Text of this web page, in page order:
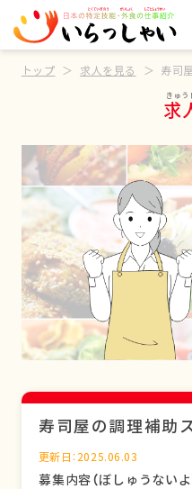
トップ 求人を見る 寿司
求
寿司屋の調理補助
更新日：2025.06.03
募集内容（ぼしゅうないよ